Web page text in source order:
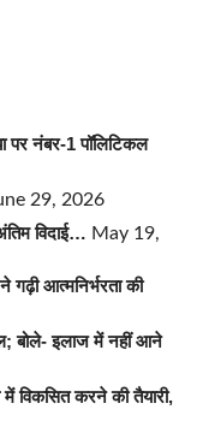
नंबर-1 पॉलिटिकल
29, 2026
विदाई… May 19,
गढ़ी आत्मनिर्भरता की
बोले- इलाज में नहीं आने
में विकसित करने की तैयारी,